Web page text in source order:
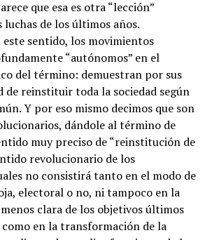
que esa es otra “lección”
de los últimos años.
sentido, los movimientos
“autónomos” en el
del término: demuestran por sus
de reinstituir toda la sociedad según
Y por eso mismo decimos que son
dándole al término de
muy preciso de “reinstitución de
revolucionario de los
no consistirá tanto en el modo de
electoral o no, ni tampoco en la
clara de los objetivos últimos
como en la transformación de la